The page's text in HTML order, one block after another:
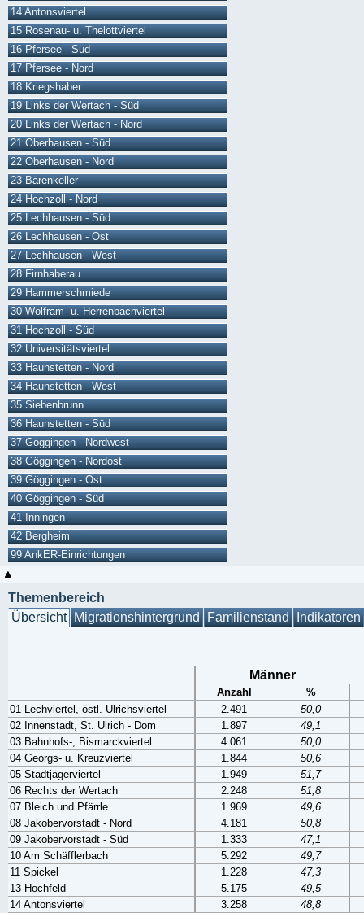
14 Antonsviertel
15 Rosenau- u. Thelottviertel
16 Pfersee - Süd
17 Pfersee - Nord
18 Kriegshaber
19 Links der Wertach - Süd
20 Links der Wertach - Nord
21 Oberhausen - Süd
22 Oberhausen - Nord
23 Bärenkeller
24 Hochzoll - Nord
25 Lechhausen - Süd
26 Lechhausen - Ost
27 Lechhausen - West
28 Firnhaberau
29 Hammerschmiede
30 Wolfram- u. Herrenbachviertel
31 Hochzoll - Süd
32 Universitätsviertel
33 Haunstetten - Nord
34 Haunstetten - West
35 Siebenbrunn
36 Haunstetten - Süd
37 Göggingen - Nordwest
38 Göggingen - Nordost
39 Göggingen - Ost
40 Göggingen - Süd
41 Inningen
42 Bergheim
99 AnkER-Einrichtungen
Themenbereich
Übersicht Migrationshintergrund Familienstand Indikatoren
Männer
Anzahl
%
01 Lechviertel, östl. Ulrichsviertel
2.491
50,0
02 Innenstadt, St. Ulrich - Dom
1.897
49,1
03 Bahnhofs-, Bismarckviertel
4.061
50,0
04 Georgs- u. Kreuzviertel
1.844
50,6
05 Stadtjägerviertel
1.949
51,7
06 Rechts der Wertach
2.248
51,8
07 Bleich und Pfärrle
1.969
49,6
08 Jakobervorstadt - Nord
4.181
50,8
09 Jakobervorstadt - Süd
1.333
47,1
10 Am Schäfflerbach
5.292
49,7
11 Spickel
1.228
47,3
13 Hochfeld
5.175
49,5
14 Antonsviertel
3.258
48,8